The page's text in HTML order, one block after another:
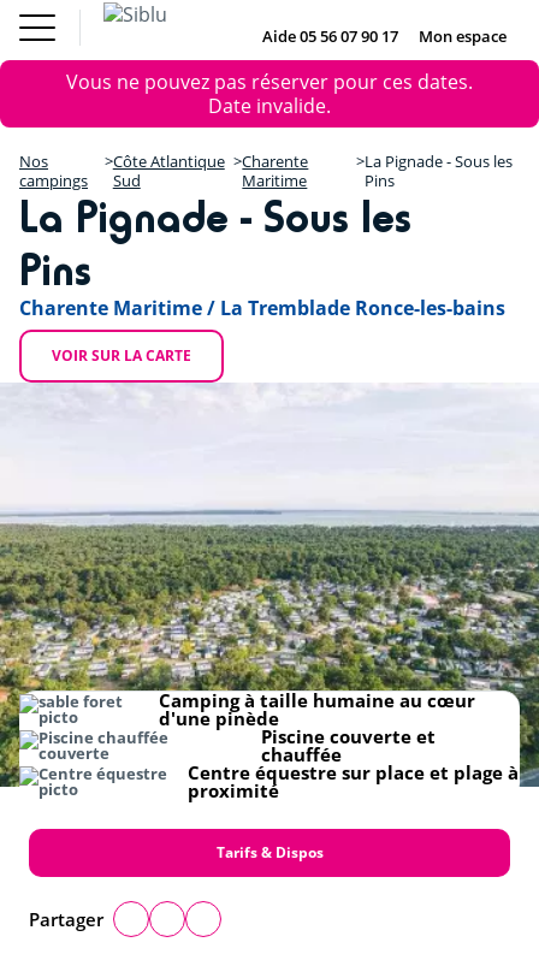
Aller
au
contenu
principal
Le Fun
DE IE NL EN
Nos campings
Vos envies
Nos offres
Hébergement
Siblu & moi
Le Fun Pass
Achat mobil home
Aide 05 56 07 90 17 Mon espace
MessageVous ne pouvez pas réserver pour ces dates.
Date invalide.
Nos
campings
Côte Atlantique
Sud
Charente
Maritime
La Pignade - Sous les
Pins
La Pignade - Sous les
Pins
Charente Maritime / La Tremblade Ronce-les-bains
VOIR SUR LA CARTE
−
Camping à taille humaine au cœur
d'une pinède
Piscine couverte et
chauffée
Centre équestre sur place et plage à
proximité
Tarifs & Dispos
Partager